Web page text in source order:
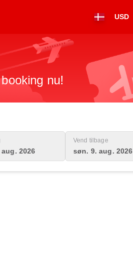
USD
nu!
aug. 2026
Vend tilbage
søn. 9. aug. 2026